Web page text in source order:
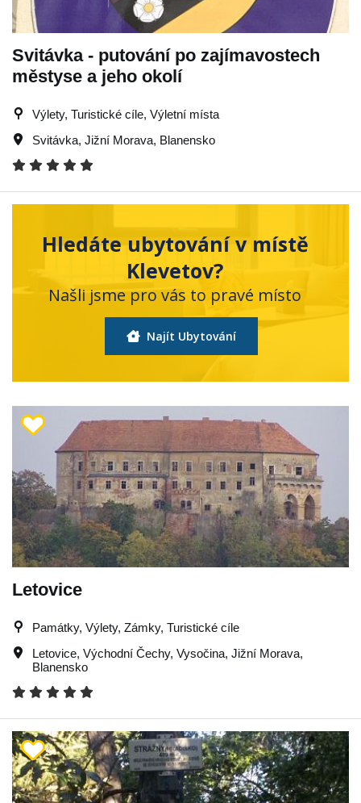
Svitávka - putování po zajímavostech
městyse a jeho okolí
Výlety, Turistické cíle, Výletní místa
Svitávka, Jižní Morava, Blanensko
Hledáte ubytování v místě
Klevetov?
Našli jsme pro vás to pravé místo
Najít Ubytování
Letovice
Památky, Výlety, Zámky, Turistické cíle
Letovice, Východní Čechy, Vysočina, Jižní Morava,
Blanensko